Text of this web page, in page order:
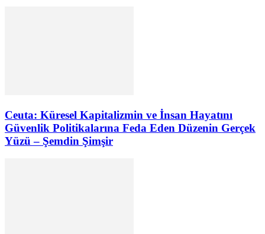
Ceuta: Küresel Kapitalizmin ve İnsan Hayatını
Güvenlik Politikalarına Feda Eden Düzenin Gerçek
Yüzü – Şemdin Şimşir